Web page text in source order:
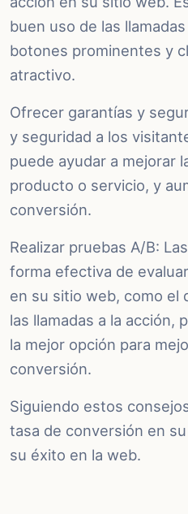
buen uso de las
botones prominentes y
atractivo.
Ofrecer garantías y
y seguridad a los
puede ayudar a mejorar
producto o servicio, y
conversión.
Realizar pruebas A/B:
forma efectiva de
en su sitio web, como el
las llamadas a la acción,
la mejor opción para
conversión.
Siguiendo estos
tasa de conversión en
su éxito en la web.